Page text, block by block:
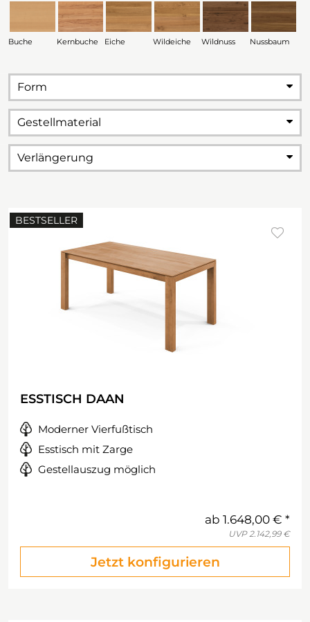
Buche Kernbuche Eiche Wildeiche Wildnuss Nussbaum
Form
Gestellmaterial
Verlängerung
BESTSELLER
ESSTISCH DAAN
Moderner Vierfußtisch
Esstisch mit Zarge
Gestellauszug möglich
ab 1.648,00 €
UVP 2.142,99 €
Jetzt konfigurieren